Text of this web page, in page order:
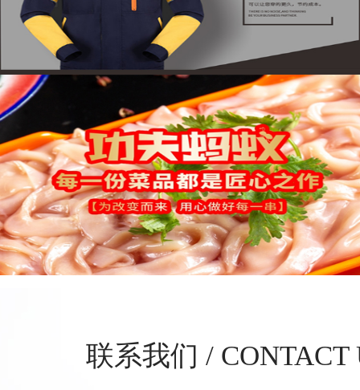
联系我们 / CONTACT